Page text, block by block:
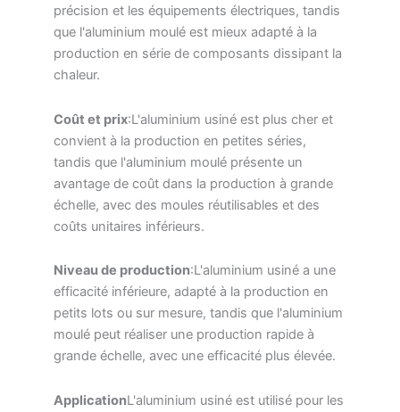
précision et les équipements électriques, tandis
que l'aluminium moulé est mieux adapté à la
production en série de composants dissipant la
chaleur.
Coût et prix:L'aluminium usiné est plus cher et
convient à la production en petites séries,
tandis que l'aluminium moulé présente un
avantage de coût dans la production à grande
échelle, avec des moules réutilisables et des
coûts unitaires inférieurs.
Niveau de production:L'aluminium usiné a une
efficacité inférieure, adapté à la production en
petits lots ou sur mesure, tandis que l'aluminium
moulé peut réaliser une production rapide à
grande échelle, avec une efficacité plus élevée.
ApplicationL'aluminium usiné est utilisé pour les